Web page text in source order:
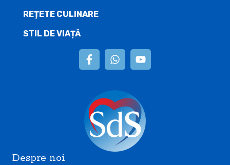
REȚETE CULINARE
STIL DE VIAȚĂ
Despre noi